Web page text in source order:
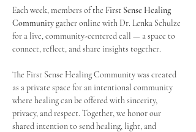
Each week, members of the First Sense Healing
Community gather online with Dr. Lenka Schulze
for a live, community-centered call — a space to
connect, reflect, and share insights together.
The First Sense Healing Community was created
as a private space for an intentional community
where healing can be offered with sincerity,
privacy, and respect. Together, we honor our
shared intention to send healing, light, and